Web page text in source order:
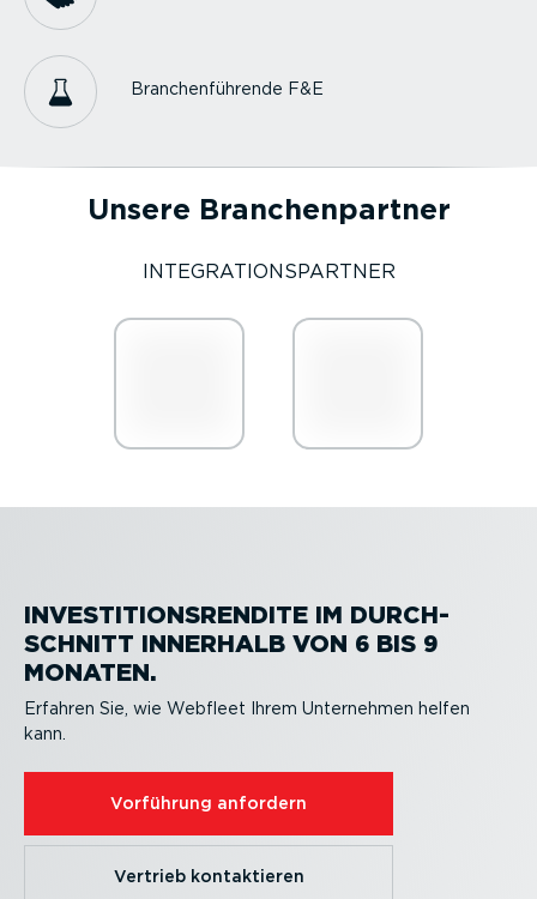
Branchen­füh­rende F&E
Unsere Branchen­partner
INTEGRA­TI­ONS­PARTNER
INVES­TI­TI­ONS­RENDITE IM DURCH­
SCHNITT INNERHALB VON 6 BIS 9
MONATEN.
Erfahren Sie, wie Webfleet Ihrem Unternehmen helfen
kann.
Vorführung anfordern
Vertrieb kontak­tieren